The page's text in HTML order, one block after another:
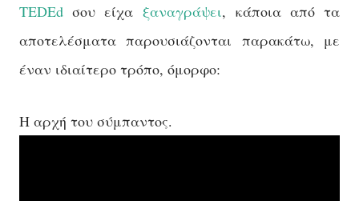
TEDEd σου είχα ξαναγράψει, κάποια από τα
αποτελέσματα παρουσιάζονται παρακάτω, με
έναν ιδιαίτερο τρόπο, όμορφο:
Η αρχή του σύμπαντος.